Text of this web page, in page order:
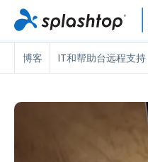
博客 IT和帮助台远程支持